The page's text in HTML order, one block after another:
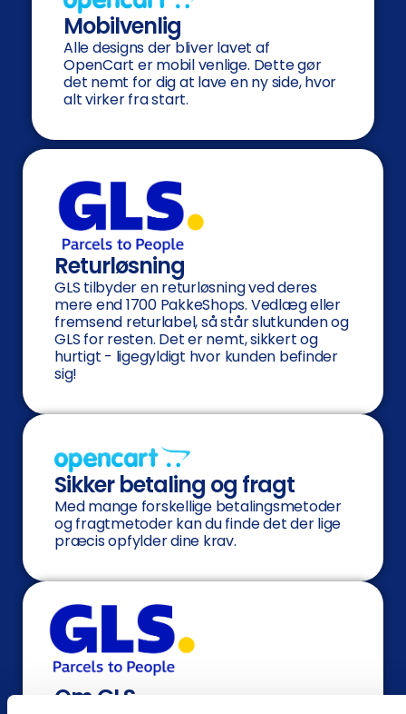
Mobilvenlig
Alle designs der bliver lavet af
OpenCart er mobil venlige. Dette gør
det nemt for dig at lave en ny side, hvor
alt virker fra start.
Returløsning
GLS tilbyder en returløsning ved deres
mere end 1700 PakkeShops. Vedlæg eller
fremsend returlabel, så står slutkunden og
GLS for resten. Det er nemt, sikkert og
hurtigt - ligegyldigt hvor kunden befinder
sig!
Sikker betaling og fragt
Med mange forskellige betalingsmetoder
og fragtmetoder kan du finde det der lige
præcis opfylder dine krav.
Om GLS